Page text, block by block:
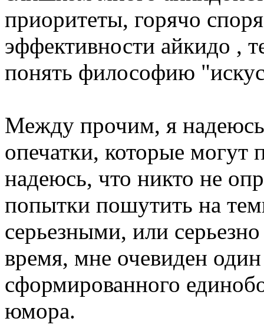
приоритеты, горячо
эффективности айкидо ,
понять философию
Между прочим, я
опечатки, которые могут
надеюсь, что никто не
попытки пошутить на
серьезными, или
время, мне очевиден
сформированного
юмора.